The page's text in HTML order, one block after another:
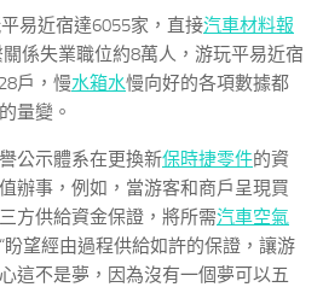
易近宿達6055家，直接汽車材料報
係失業職位約8萬人，游玩平易近宿
戶，慢水箱水慢向好的各項數據都
量變。
公示體系在更換新保時捷零件的資
辦事，例如，當游客和商戶呈現買
方供給資金保證，將所需汽車空氣
盼望經由過程供給如許的保證，讓游
這不是夢，因為沒有一個夢可以五